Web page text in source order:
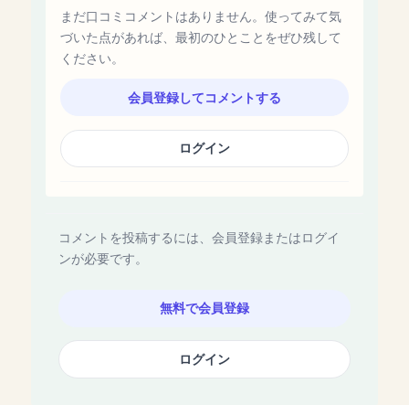
まだ口コミコメントはありません。使ってみて気
づいた点があれば、最初のひとことをぜひ残して
ください。
会員登録してコメントする
ログイン
コメントを投稿するには、会員登録またはログイ
ンが必要です。
無料で会員登録
ログイン